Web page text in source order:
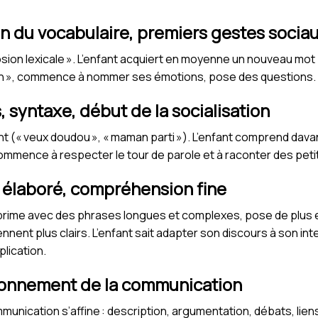
du vocabulaire, premiers gestes
lexicale ». L’enfant acquiert en moyenne un nouveau
», commence à nommer ses émotions, pose des questions.
syntaxe, début de la socialisation
veux doudou », « maman parti »). L’enfant comprend
à respecter le tour de parole et à raconter des
élaboré, compréhension fine
avec des phrases longues et complexes, pose de
plus clairs. L’enfant sait adapter son discours à son
de la communication
s’affine : description, argumentation, débats,